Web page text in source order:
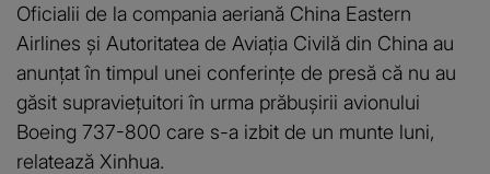
Oficialii de la compania aeriană China Eastern
Airlines și Autoritatea de Aviația Civilă din China au
anunțat în timpul unei conferințe de presă că nu au
găsit supraviețuitori în urma prăbușirii avionului
Boeing 737-800 care s-a izbit de un munte luni,
relatează Xinhua.